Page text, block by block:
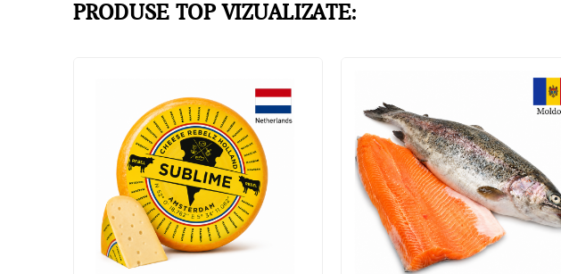
PRODUSE TOP VIZUALIZATE: